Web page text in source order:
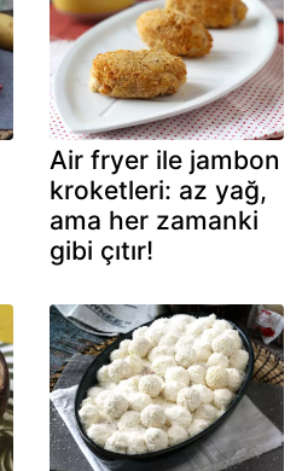
Air fryer ile jambon
kroketleri: az yağ,
ama her zamanki
gibi çıtır!